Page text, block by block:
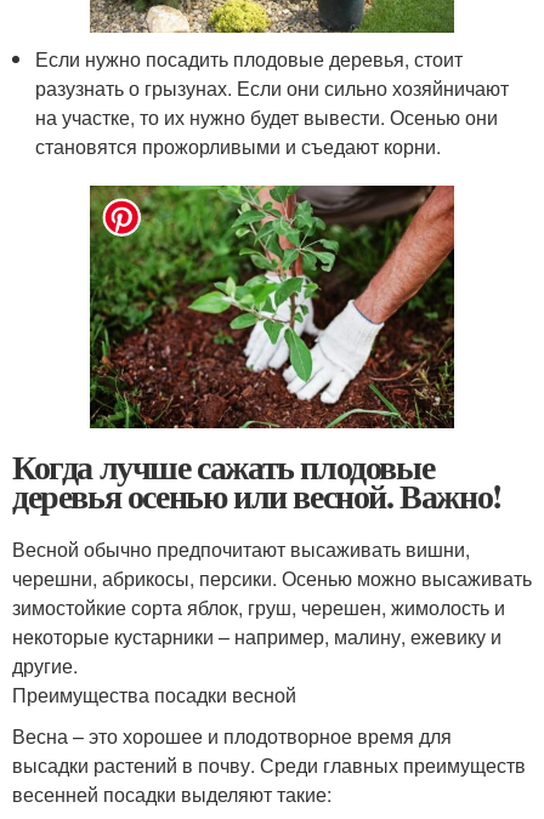
Если нужно посадить плодовые деревья, стоит
разузнать о грызунах. Если они сильно хозяйничают
на участке, то их нужно будет вывести. Осенью они
становятся прожорливыми и съедают корни.
Когда лучше сажать плодовые
деревья осенью или весной. Важно!
Весной обычно предпочитают высаживать вишни,
черешни, абрикосы, персики. Осенью можно высаживать
зимостойкие сорта яблок, груш, черешен, жимолость и
некоторые кустарники – например, малину, ежевику и
другие.
Преимущества посадки весной
Весна – это хорошее и плодотворное время для
высадки растений в почву. Среди главных преимуществ
весенней посадки выделяют такие: